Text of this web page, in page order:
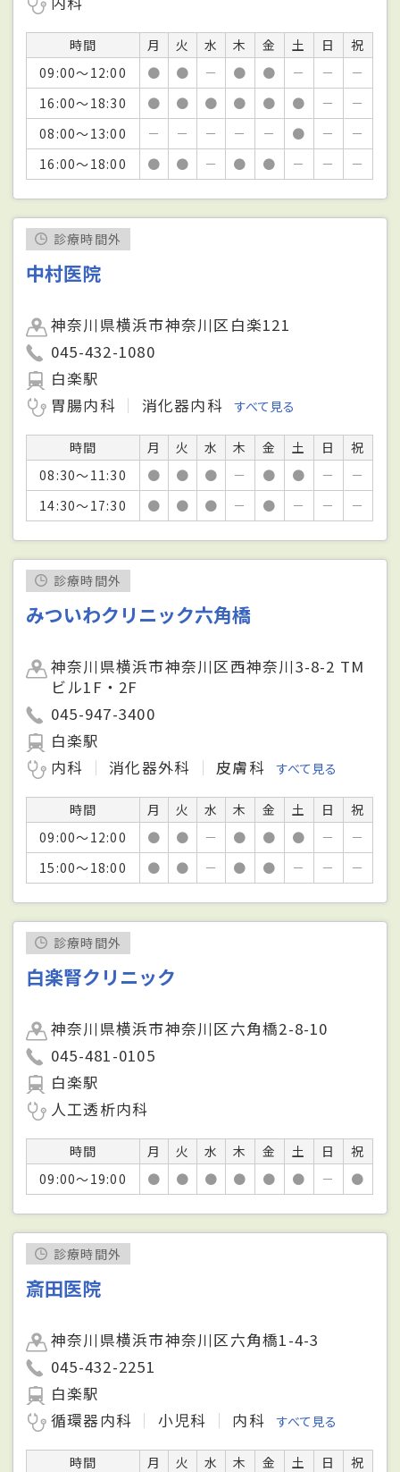
時間 月 火 水 木 金 土 日
祝
09:00～12:00
● ● － ● ● － －
－
16:00～18:30
● ● ● ● ● ● －
－
08:00～13:00
－ － － － － ● －
－
16:00～18:00
● ● － ● ● － － －
診療時間外
中村医院
神奈川県横浜市神奈川区白楽121
045-432-1080
白楽駅
胃腸内科
消化器内科 すべて見る
時間 月 火 水 木 金 土 日
祝
08:30～11:30
● ● ● － ● ● －
－
14:30～17:30
● ● ● － ● － － －
診療時間外
みついわクリニック六角橋
神奈川県横浜市神奈川区西神奈川3-8-2 TM
ビル1F・2F
045-947-3400
白楽駅
内科
消化器外科 皮膚科 すべて見る
時間 月 火 水 木 金 土 日
祝
09:00～12:00
● ● － ● ● ● －
－
15:00～18:00
● ● － ● ● － － －
診療時間外
白楽腎クリニック
神奈川県横浜市神奈川区六角橋2-8-10
045-481-0105
白楽駅
人工透析内科
時間 月 火 水 木 金 土 日
祝
09:00～19:00
● ● ● ● ● ● － ●
診療時間外
斎田医院
神奈川県横浜市神奈川区六角橋1-4-3
045-432-2251
白楽駅
循環器内科
小児科 内科 すべて見る
時間 月 火 水 木 金 土 日 祝